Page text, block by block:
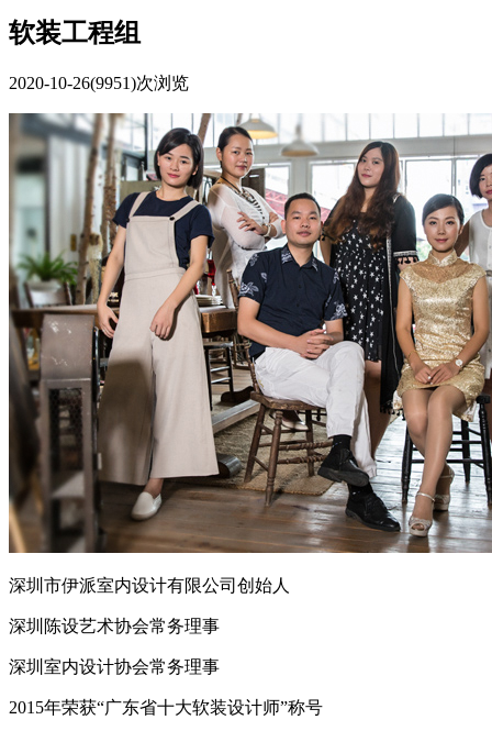
软装工程组
2020-10-26(9951)次浏览
深圳市伊派室内设计有限公司创始人
深圳陈设艺术协会常务理事
深圳室内设计协会常务理事
2015年荣获“广东省十大软装设计师”称号